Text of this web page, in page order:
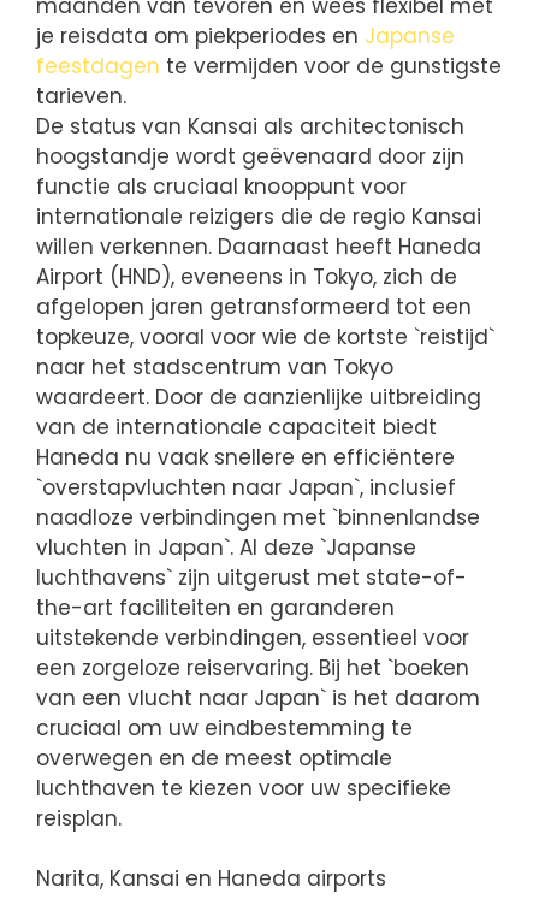
je reisdata om piekperiodes en Japanse
feestdagen te vermijden voor de gunstigste
tarieven.
De status van Kansai als architectonisch
hoogstandje wordt geëvenaard door zijn
functie als cruciaal knooppunt voor
internationale reizigers die de regio Kansai
willen verkennen. Daarnaast heeft Haneda
Airport (HND), eveneens in Tokyo, zich de
afgelopen jaren getransformeerd tot een
topkeuze, vooral voor wie de kortste `reistijd`
naar het stadscentrum van Tokyo
waardeert. Door de aanzienlijke uitbreiding
van de internationale capaciteit biedt
Haneda nu vaak snellere en efficiëntere
`overstapvluchten naar Japan`, inclusief
naadloze verbindingen met `binnenlandse
vluchten in Japan`. Al deze `Japanse
luchthavens` zijn uitgerust met state-of-
the-art faciliteiten en garanderen
uitstekende verbindingen, essentieel voor
een zorgeloze reiservaring. Bij het `boeken
van een vlucht naar Japan` is het daarom
cruciaal om uw eindbestemming te
overwegen en de meest optimale
luchthaven te kiezen voor uw specifieke
reisplan.
Narita, Kansai en Haneda airports